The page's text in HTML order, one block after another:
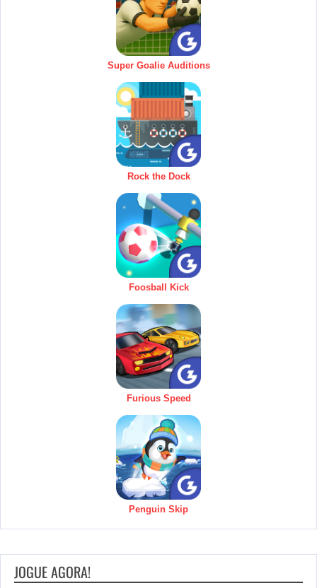
Super Goalie Auditions
Rock the Dock
Foosball Kick
Furious Speed
Penguin Skip
JOGUE AGORA!